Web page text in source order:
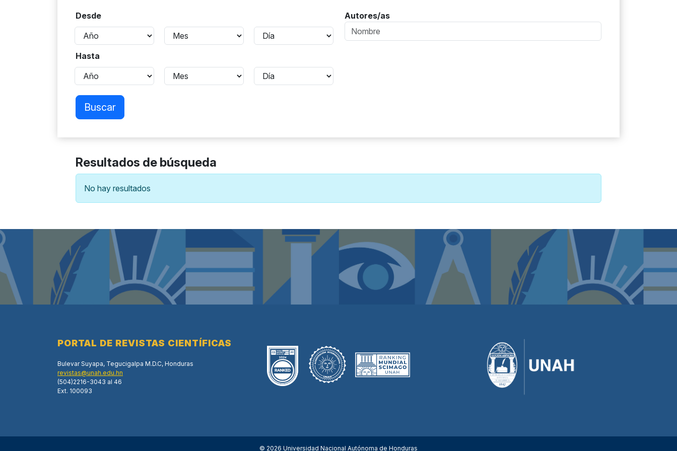
Desde
Hasta
Autores/as
Buscar
Resultados de búsqueda
No hay resultados
PORTAL DE REVISTAS CIENTÍFICAS
Bulevar Suyapa, Tegucigalpa M.D.C, Honduras
revistas@unah.edu.hn
(504)2216-3043 al 46
Ext. 100093
© 2026 Universidad Nacional Autónoma de Honduras